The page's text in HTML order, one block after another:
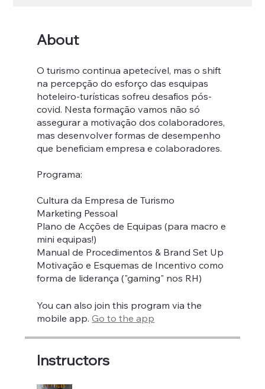
About
O turismo continua apetecível, mas o shift
na percepção do esforço das esquipas
hoteleiro-turísticas sofreu desafios pós-
covid. Nesta formação vamos não só
assegurar a motivação dos colaboradores,
mas desenvolver formas de desempenho
que beneficiam empresa e colaboradores.
Programa:
Cultura da Empresa de Turismo
Marketing Pessoal
Plano de Acções de Equipas (para macro e
mini equipas!)
Manual de Procedimentos & Brand Set Up
Motivação e Esquemas de Incentivo como
forma de liderança ("gaming" nos RH)
You can also join this program via the
mobile app. Go to the app
Instructors